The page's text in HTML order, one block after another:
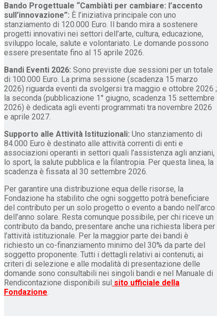
Bando Progettuale “Cambiàti per cambiare: l’accento
sull’innovazione”: È l’iniziativa principale con uno
stanziamento di 120.000 Euro. Il bando mira a sostenere
progetti innovativi nei settori dell’arte, cultura, educazione,
sviluppo locale, salute e volontariato. Le domande possono
essere presentate fino al 15 aprile 2026.
Bandi Eventi 2026: Sono previste due sessioni per un totale
di 100.000 Euro. La prima sessione (scadenza 15 marzo
2026) riguarda eventi da svolgersi tra maggio e ottobre 2026 ;
la seconda (pubblicazione 1° giugno, scadenza 15 settembre
2026) è dedicata agli eventi programmati tra novembre 2026
e aprile 2027.
Supporto alle Attività Istituzionali: Uno stanziamento di
84.000 Euro è destinato alle attività correnti di enti e
associazioni operanti in settori quali l’assistenza agli anziani,
lo sport, la salute pubblica e la filantropia. Per questa linea, la
scadenza è fissata al 30 settembre 2026.
Per garantire una distribuzione equa delle risorse, la
Fondazione ha stabilito che ogni soggetto potrà beneficiare
del contributo per un solo progetto o evento a bando nell’arco
dell’anno solare. Resta comunque possibile, per chi riceve un
contributo da bando, presentare anche una richiesta libera per
l’attività istituzionale. Per la maggior parte dei bandi è
richiesto un co-finanziamento minimo del 30% da parte del
soggetto proponente. Tutti i dettagli relativi ai contenuti, ai
criteri di selezione e alle modalità di presentazione delle
domande sono consultabili nei singoli bandi e nel Manuale di
Rendicontazione disponibili sul sito ufficiale della
Fondazione.